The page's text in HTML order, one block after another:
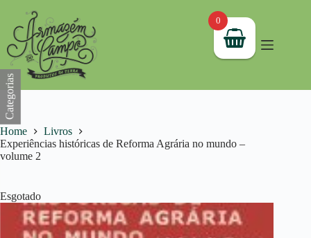
conteúdo
Home
Livros
Experiências históricas de Reforma Agrária no mundo –
volume 2
Esgotado
0
Categorias